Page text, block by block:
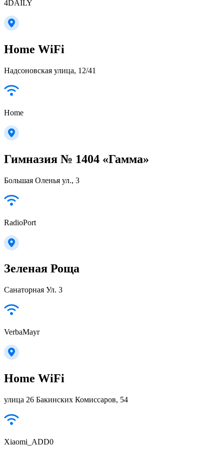
4DAILY
Home WiFi
Надсоновская улица, 12/41
Home
Гимназия № 1404 «Гамма»
Большая Оленья ул., 3
RadioPort
Зеленая Роща
Санаторная Ул. 3
VerbaMayr
Home WiFi
улица 26 Бакинских Комиссаров, 54
Xiaomi_ADD0